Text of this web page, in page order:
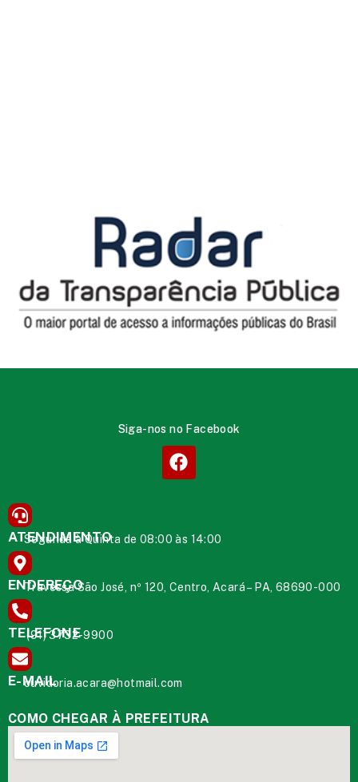
Siga-nos no Facebook
ATENDIMENTO
Segunda à Quinta de 08:00 às 14:00
ENDEREÇO
Travessa São José, nº 120, Centro, Acará – PA, 68690-000
TELEFONE
(91) 3732-9900
E-MAIL
ouvidoria.acara@hotmail.com
COMO CHEGAR À PREFEITURA